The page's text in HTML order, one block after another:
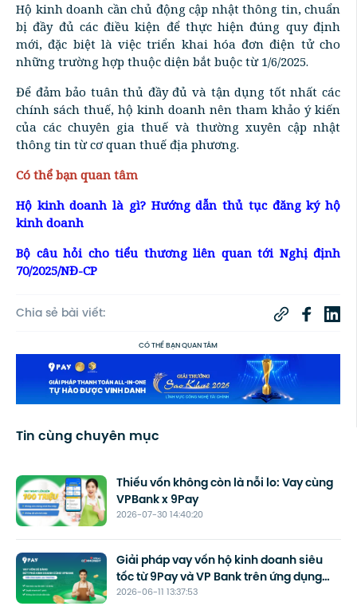
Hộ kinh doanh cần chủ động cập nhật thông tin, chuẩn
bị đầy đủ các điều kiện để thực hiện đúng quy định
mới, đặc biệt là việc triển khai hóa đơn điện tử cho
những trường hợp thuộc diện bắt buộc từ 1/6/2025.
Để đảm bảo tuân thủ đầy đủ và tận dụng tốt nhất các
chính sách thuế, hộ kinh doanh nên tham khảo ý kiến
của các chuyên gia thuế và thường xuyên cập nhật
thông tin từ cơ quan thuế địa phương.
Có thể bạn quan tâm
Hộ kinh doanh là gì? Hướng dẫn thủ tục đăng ký hộ
kinh doanh
Bộ câu hỏi cho tiểu thương liên quan tới Nghị định
70/2025/NĐ-CP
Chia sẻ bài viết:
CÓ THỂ BẠN QUAN TÂM
Tin cùng chuyên mục
2026-07-30 14:40:20
Thiếu vốn không còn là nỗi lo: Vay cùng
VPBank x 9Pay
2026-06-11 13:37:53
Giải pháp vay vốn hộ kinh doanh siêu
tốc từ 9Pay và VP Bank trên ứng dụng
Loa TingTing